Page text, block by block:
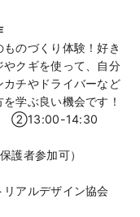
のづくり体験！好き
クギを使って、自分
チやドライバーなど
学ぶ良い機会です！
②13:00-14:30
護者参加可）
アルデザイン協会